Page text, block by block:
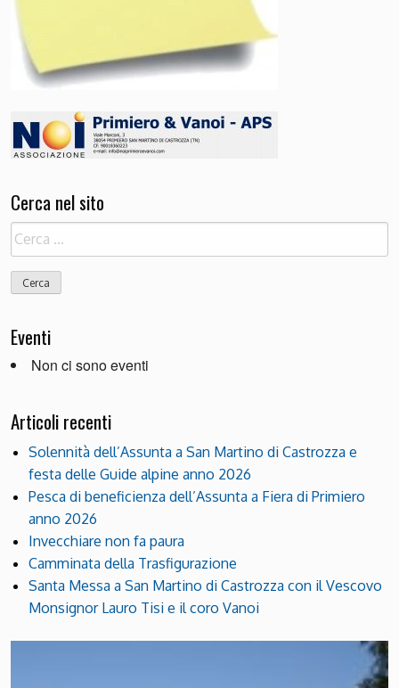
Cerca nel sito
Ricerca
per:
Eventi
Non ci sono eventi
Articoli recenti
Solennità dell’Assunta a San Martino di Castrozza e
festa delle Guide alpine anno 2026
Pesca di beneficienza dell’Assunta a Fiera di Primiero
anno 2026
Invecchiare non fa paura
Camminata della Trasfigurazione
Santa Messa a San Martino di Castrozza con il Vescovo
Monsignor Lauro Tisi e il coro Vanoi